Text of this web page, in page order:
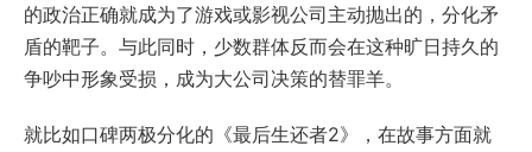
的政治正确就成为了游戏或影视公司主动抛出的，分化矛
盾的靶子。与此同时，少数群体反而会在这种旷日持久的
争吵中形象受损，成为大公司决策的替罪羊。
就比如口碑两极分化的《最后生还者2》，在故事方面就